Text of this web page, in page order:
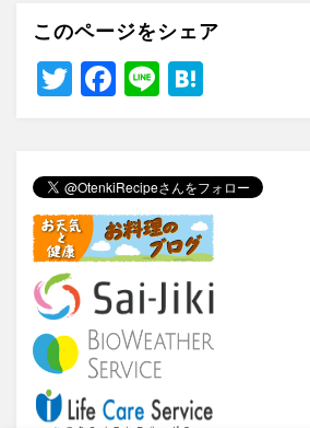
このページをシェア
T
er
F
e
b
o
o
k
Li
n
a